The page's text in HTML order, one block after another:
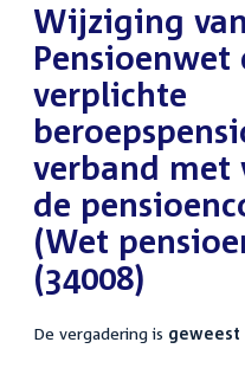
:Wijziging
Pensioenwet
verplichte
verband met
de
(Wet
(34008)
De vergadering is geweest